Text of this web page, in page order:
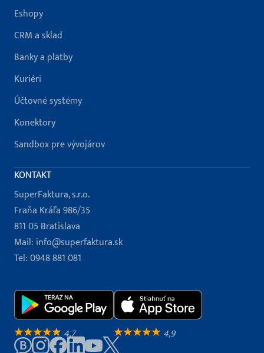
Eshopy
CRM a sklad
Banky a platby
Kuriéri
Účtovné systémy
Konektory
Sandbox pre vývojárov
KONTAKT
SuperFaktura, s.r.o.
Fraňa Kráľa 986/35
811 05 Bratislava
Mail: info@superfaktura.sk
Tel:0948 881 081
4,7 4,9